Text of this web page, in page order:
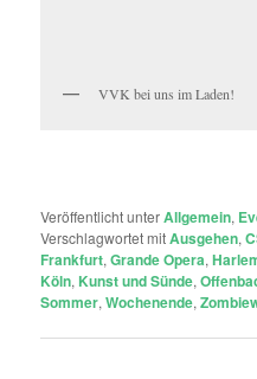
VVK bei uns im Laden!
Veröffentlicht unterAllgemein,
Verschlagwortet mitAusgehen,
Frankfurt,Grande Opera,
Köln, Kunst und Sünde,
Sommer,Wochenende,